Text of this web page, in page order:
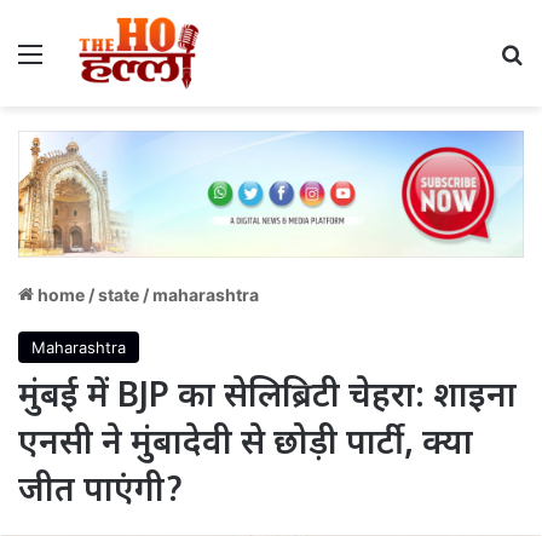
Menu
home /state /maharashtra
Maharashtra
मुंबई में BJP का सेलिब्रिटी चेहरा: शाइना
एनसी ने मुंबादेवी से छोड़ी पार्टी, क्या
जीत पाएंगी?